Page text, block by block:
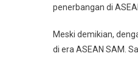
penerbangan di
Meski demikian,
di era ASEAN SAM.